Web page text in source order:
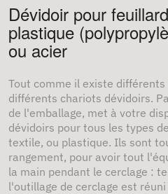
Dévidoir pour
plastique
ou acier
Tout comme il existe différents
différents chariots dévidoirs.
de l'emballage, met à votre
dévidoirs pour tous les types
textile, ou plastique. Ils sont
rangement, pour avoir tout
la main pendant le cerclage :
l'outillage de cerclage est